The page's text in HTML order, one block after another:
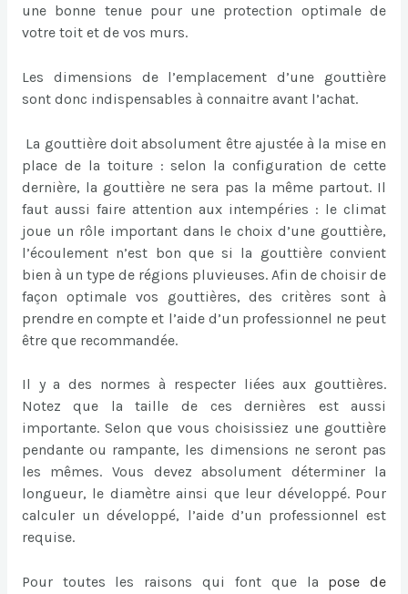
une bonne tenue pour une protection optimale de
votre toit et de vos murs.
Les dimensions de l’emplacement d’une gouttière
sont donc indispensables à connaitre avant l’achat.
La gouttière doit absolument être ajustée à la mise en
place de la toiture : selon la configuration de cette
dernière, la gouttière ne sera pas la même partout. Il
faut aussi faire attention aux intempéries : le climat
joue un rôle important dans le choix d’une gouttière,
l’écoulement n’est bon que si la gouttière convient
bien à un type de régions pluvieuses. Afin de choisir de
façon optimale vos gouttières, des critères sont à
prendre en compte et l’aide d’un professionnel ne peut
être que recommandée.
Il y a des normes à respecter liées aux gouttières.
Notez que la taille de ces dernières est aussi
importante. Selon que vous choisissiez une gouttière
pendante ou rampante, les dimensions ne seront pas
les mêmes. Vous devez absolument déterminer la
longueur, le diamètre ainsi que leur développé. Pour
calculer un développé, l’aide d’un professionnel est
requise.
Pour toutes les raisons qui font que la pose de